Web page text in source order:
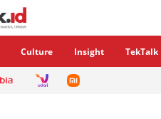
Culture Insight TekTalk